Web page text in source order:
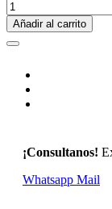
Añadir al carrito
¡Consultanos!
Whatsapp Mail